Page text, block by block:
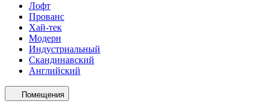
Лофт
Прованс
Хай-тек
Модерн
Индустриальный
Скандинавский
Английский
Помещения